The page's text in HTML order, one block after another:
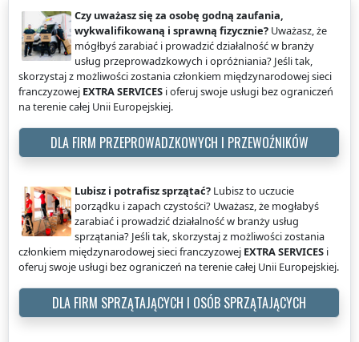
Czy uważasz się za osobę godną zaufania,
wykwalifikowaną i sprawną fizycznie? Uważasz, że
mógłbyś zarabiać i prowadzić działalność w branży
usług przeprowadzkowych i opróżniania? Jeśli tak,
skorzystaj z możliwości zostania członkiem międzynarodowej sieci
franczyzowej EXTRA SERVICES i oferuj swoje usługi bez ograniczeń
na terenie całej Unii Europejskiej.
DLA FIRM PRZEPROWADZKOWYCH I PRZEWOŹNIKÓW
Lubisz i potrafisz sprzątać? Lubisz to uczucie
porządku i zapach czystości? Uważasz, że mogłabyś
zarabiać i prowadzić działalność w branży usług
sprzątania? Jeśli tak, skorzystaj z możliwości zostania
członkiem międzynarodowej sieci franczyzowej EXTRA SERVICES i
oferuj swoje usługi bez ograniczeń na terenie całej Unii Europejskiej.
DLA FIRM SPRZĄTAJĄCYCH I OSÓB SPRZĄTAJĄCYCH